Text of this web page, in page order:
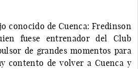
conocido de Cuenca: Fredinson
fuese entrenador del Club
de grandes momentos para
contento de volver a Cuenca y